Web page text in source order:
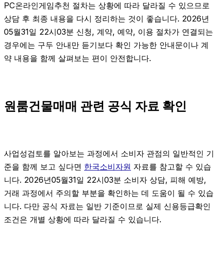
PC온라인게임추천 절차는 상황에 따라 달라질 수 있으므로
상담 후 최종 내용을 다시 정리하는 것이 좋습니다. 2026년
05월31일 22시03분 신청, 계약, 예약, 이용 절차가 연결되는
경우에는 구두 안내만 듣기보다 확인 가능한 안내문이나 계
약 내용을 함께 살펴보는 편이 안전합니다.
원룸건물매매 관련 공식 자료 확인
사업성검토를 알아보는 과정에서 소비자 관점의 일반적인 기
준을 함께 보고 싶다면 한국소비자원 자료를 참고할 수 있습
니다. 2026년05월31일 22시03분 소비자 상담, 피해 예방,
거래 과정에서 주의할 부분을 확인하는 데 도움이 될 수 있습
니다. 다만 공식 자료는 일반 기준이므로 실제 신용등급확인
조건은 개별 상황에 따라 달라질 수 있습니다.